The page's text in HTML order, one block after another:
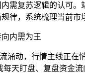
需复苏逻辑的认可
律，系统梳理当前
内需为王
涌动，行情主线正在
天盯盘、复盘资金